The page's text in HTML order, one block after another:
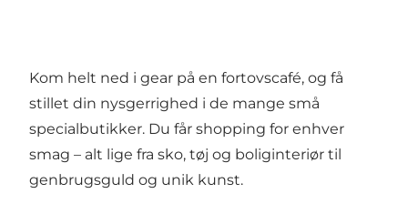
Kom helt ned i gear på en fortovscafé, og få
stillet din nysgerrighed i de mange små
specialbutikker. Du får shopping for enhver
smag – alt lige fra sko, tøj og boliginteriør til
genbrugsguld og unik kunst.